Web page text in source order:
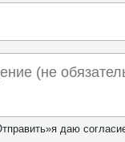
даю